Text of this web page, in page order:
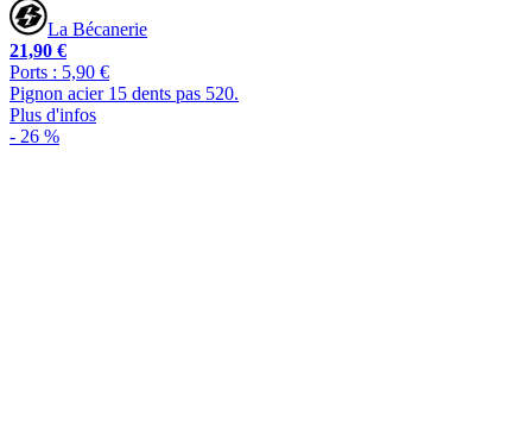
La Bécanerie
21,90 €
Ports : 5,90 €
Pignon acier 15 dents pas 520.
Plus d'infos
- 26 %